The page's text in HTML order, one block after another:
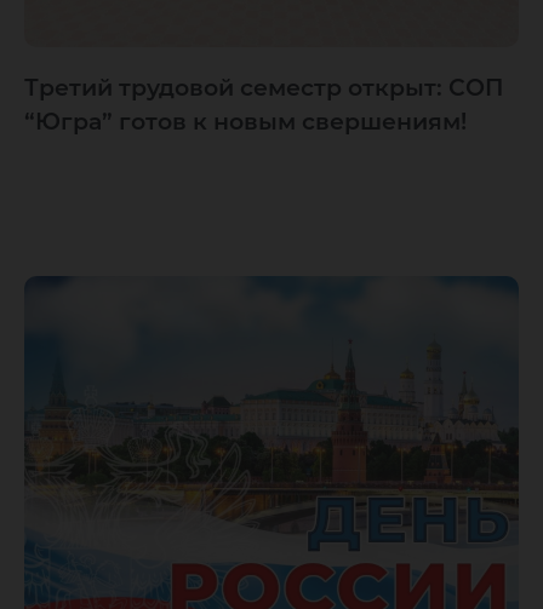
Третий трудовой семестр открыт: СОП
“Югра” готов к новым свершениям!